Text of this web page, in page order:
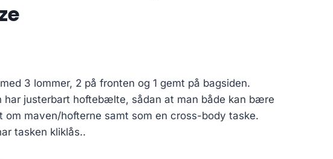
3 lommer, 2 på fronten og 1 gemt på bagsiden.
har justerbart hoftebælte, sådan at man både kan bære
om maven/hofterne samt som en cross-body taske.
tasken kliklås..